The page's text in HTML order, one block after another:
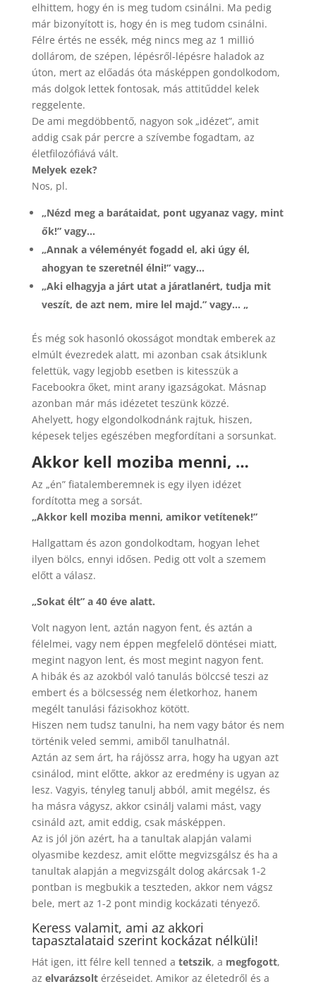
elhittem, hogy én is meg tudom csinálni. Ma pedig
már bizonyított is, hogy én is meg tudom csinálni.
Félre értés ne essék, még nincs meg az 1 millió
dollárom, de szépen, lépésről-lépésre haladok az
úton, mert az előadás óta másképpen gondolkodom,
más dolgok lettek fontosak, más attitűddel kelek
reggelente.
De ami megdöbbentő, nagyon sok „idézet”, amit
addig csak pár percre a szívembe fogadtam, az
életfilozófiává vált.
Melyek ezek?
Nos, pl.
„Nézd meg a barátaidat, pont ugyanaz vagy, mint
ők!” vagy…
„Annak a véleményét fogadd el, aki úgy él,
ahogyan te szeretnél élni!” vagy…
„Aki elhagyja a járt utat a járatlanért, tudja mit
veszít, de azt nem, mire lel majd.” vagy… „
És még sok hasonló okosságot mondtak emberek az
elmúlt évezredek alatt, mi azonban csak átsiklunk
felettük, vagy legjobb esetben is kitesszük a
Facebookra őket, mint arany igazságokat. Másnap
azonban már más idézetet teszünk közzé.
Ahelyett, hogy elgondolkodnánk rajtuk, hiszen,
képesek teljes egészében megfordítani a sorsunkat.
Akkor kell moziba menni, …
Az „én” fiatalemberemnek is egy ilyen idézet
fordította meg a sorsát.
„Akkor kell moziba menni, amikor vetítenek!”
Hallgattam és azon gondolkodtam, hogyan lehet
ilyen bölcs, ennyi idősen. Pedig ott volt a szemem
előtt a válasz.
„Sokat élt” a 40 éve alatt.
Volt nagyon lent, aztán nagyon fent, és aztán a
félelmei, vagy nem éppen megfelelő döntései miatt,
megint nagyon lent, és most megint nagyon fent.
A hibák és az azokból való tanulás bölccsé teszi az
embert és a bölcsesség nem életkorhoz, hanem
megélt tanulási fázisokhoz kötött.
Hiszen nem tudsz tanulni, ha nem vagy bátor és nem
történik veled semmi, amiből tanulhatnál.
Aztán az sem árt, ha rájössz arra, hogy ha ugyan azt
csinálod, mint előtte, akkor az eredmény is ugyan az
lesz. Vagyis, tényleg tanulj abból, amit megélsz, és
ha másra vágysz, akkor csinálj valami mást, vagy
csináld azt, amit eddig, csak másképpen.
Az is jól jön azért, ha a tanultak alapján valami
olyasmibe kezdesz, amit előtte megvizsgálsz és ha a
tanultak alapján a megvizsgált dolog akárcsak 1-2
pontban is megbukik a teszteden, akkor nem vágsz
bele, mert az 1-2 pont mindig kockázati tényező.
Keress valamit, ami az akkori
tapasztalataid szerint kockázat nélküli!
Hát igen, itt félre kell tenned a tetszik, a megfogott,
az elvarázsoltérzéseidet. Amikor az életedről és a